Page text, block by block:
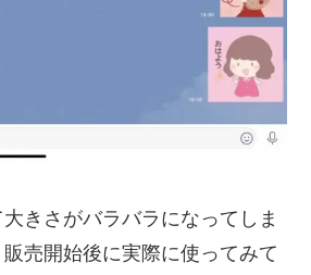
きさがバラバラになってしま
売開始後に実際に使ってみて